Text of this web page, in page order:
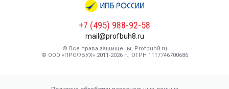
+7 (495) 988-92-58
mail@profbuh8.ru
© Все права защищены, Profbuh8.ru
© ООО «ПРОФБУХ» 2011-2026 г., ОГРН 1117746700686